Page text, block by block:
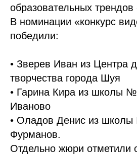
образовательных
В номинации «конкурс
победили:
• Зверев Иван из Центра
творчества города Шуя
• Гарина Кира из школы №
Иваново
• Оладов Денис из
Фурманов.
Отдельно жюри